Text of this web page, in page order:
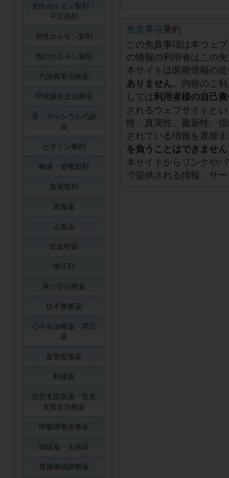
免責事項要約
この免責事項は本ウェ
の情報の利用者はこの
本サイトは医療情報の
ありません。内容のご
しては利用者様の自己
されるウェブサイトと
性、真実性、最新性、
されている情報を直接
を負うことはできません
本サイトからリンクや
で提供される情報、サ
女性ホルモン製剤・
子宮用剤
男性ホルモン製剤
他のホルモン製剤
代謝異常治療薬
甲状腺疾患治療薬
骨・カルシウム代謝
薬
ビタミン製剤
輸液・栄養製剤
血液製剤
造血薬
止血薬
抗血栓薬
降圧剤
狭心症治療薬
抗不整脈薬
心不全治療薬・昇圧
薬
血管拡張薬
利尿薬
気管支拡張薬・気管
支喘息治療薬
呼吸障害改善薬
鎮咳薬・去痰薬
胃腸機能調整薬